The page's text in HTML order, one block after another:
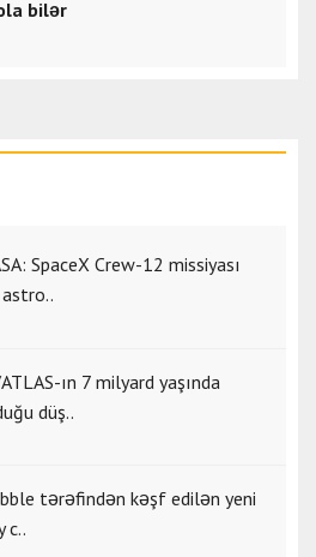
bilər
SpaceX Crew-12 missiyası
ın 7 milyard yaşında
düş..
tərəfindən kəşf edilən yeni
c..